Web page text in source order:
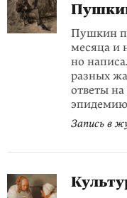
Пушкин
месяца и
но
разных
ответы
эпидемию
Запись в